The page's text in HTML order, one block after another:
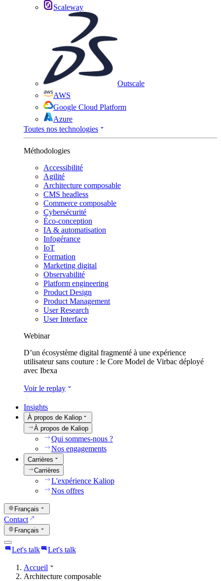
Scaleway
Outscale
AWS
Google Cloud Platform
Azure
Toutes nos technologies
Méthodologies
Accessibilité
Agilité
Architecture composable
CMS headless
Commerce composable
Cybersécurité
Éco-conception
IA & automatisation
Infogérance
IoT
Formation
Marketing digital
Observabilité
Platform engineering
Product Design
Product Management
User Research
User Interface
Webinar
D’un écosystème digital fragmenté à une expérience
utilisateur sans couture : le Core Model de Virbac déployé
avec Ibexa
Voir le replay
Insights
À propos de Kaliop
À propos de Kaliop
Qui sommes-nous ?
Nos engagements
Carrières
Carrières
L'expérience Kaliop
Nos offres
Français
Contact
Français
Let's talk Let's talk
Accueil
Architecture composable